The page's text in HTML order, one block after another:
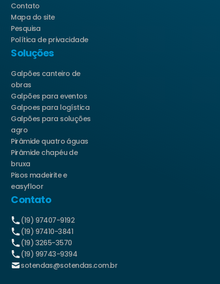
Contato
Mapa do site
Pesquisa
Política de privacidade
Soluções
Galpões canteiro de
obras
Galpões para eventos
Galpoes para logística
Galpões para soluções
agro
Pirâmide quatro águas
Pirâmide chapéu de
bruxa
Pisos madeirite e
easyfloor
Contato
(19) 97407-9192
(19) 97410-3841
(19) 3265-3570
(19) 99743-9394
sotendas@sotendas.com.br